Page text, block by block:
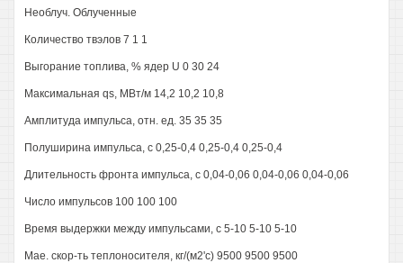
Необлуч. Облученные
Количество твэлов 7 1 1
Выгорание топлива, % ядер U 0 30 24
Максимальная qs, МВт/м 14,2 10,2 10,8
Амплитуда импульса, отн. ед. 35 35 35
Полуширина импульса, с 0,25-0,4 0,25-0,4 0,25-0,4
Длительность фронта импульса, с 0,04-0,06 0,04-0,06 0,04-0,06
Число импульсов 100 100 100
Время выдержки между импульсами, с 5-10 5-10 5-10
Мае. скор-ть теплоносителя, кг/(м2'с) 9500 9500 9500